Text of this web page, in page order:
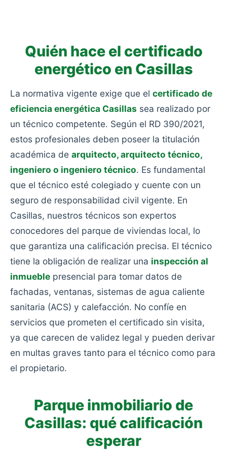
Quién hace el certificado
energético en Casillas
La normativa vigente exige que el certificado de
eficiencia energética Casillas sea realizado por
un técnico competente. Según el RD 390/2021,
estos profesionales deben poseer la titulación
académica de arquitecto, arquitecto técnico,
ingeniero o ingeniero técnico. Es fundamental
que el técnico esté colegiado y cuente con un
seguro de responsabilidad civil vigente. En
Casillas, nuestros técnicos son expertos
conocedores del parque de viviendas local, lo
que garantiza una calificación precisa. El técnico
tiene la obligación de realizar una inspección al
inmueble presencial para tomar datos de
fachadas, ventanas, sistemas de agua caliente
sanitaria (ACS) y calefacción. No confíe en
servicios que prometen el certificado sin visita,
ya que carecen de validez legal y pueden derivar
en multas graves tanto para el técnico como para
el propietario.
Parque inmobiliario de
Casillas: qué calificación
esperar